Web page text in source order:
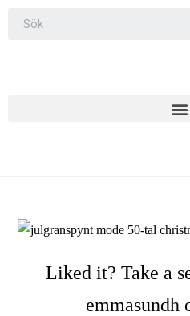
Liked it? Take a
emmasundh